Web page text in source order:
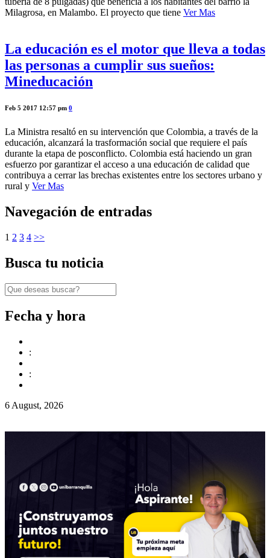
Milagrosa, en Malambo. El proyecto que tiene Ver Mas
La educación es el motor que lleva a todas
las personas a cumplir sus sueños:
Mineducación
Feb 5 2017 12:57 pm 0
La Ministra resaltó en su intervención que Colombia, a través de la
educación, alcanzará la trasformación social que requiere el país
durante la etapa de posconflicto. Colombia está haciendo un gran
esfuerzo por garantizar el acceso a una educación de calidad que
contribuya a cerrar las brechas existentes entre los sectores urbano y
rural y Ver Mas
Navegación de entradas
1 2 3 4 >>
Busca tu noticia
Fecha y hora
:
:
6 August, 2026